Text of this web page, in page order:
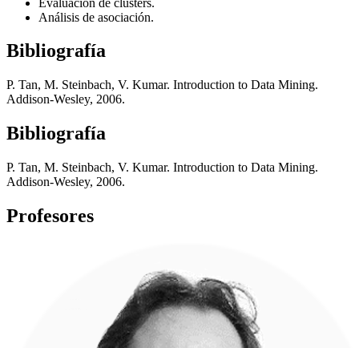
Análisis de asociación.
Bibliografía
P. Tan, M. Steinbach, V. Kumar. Introduction to Data Mining.
Addison-Wesley, 2006.
Bibliografía
P. Tan, M. Steinbach, V. Kumar. Introduction to Data Mining.
Addison-Wesley, 2006.
Profesores